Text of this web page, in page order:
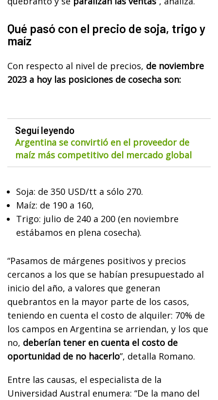
Qué pasó con el precio de soja, trigo y
maíz
Con respecto al nivel de precios, de noviembre
2023 a hoy las posiciones de cosecha son:
Seguí leyendo
Argentina se convirtió en el proveedor de
maíz más competitivo del mercado global
Soja: de 350 USD/tt a sólo 270.
Maíz: de 190 a 160,
Trigo: julio de 240 a 200 (en noviembre
estábamos en plena cosecha).
“Pasamos de márgenes positivos y precios
cercanos a los que se habían presupuestado al
inicio del año, a valores que generan
quebrantos en la mayor parte de los casos,
teniendo en cuenta el costo de alquiler: 70% de
los campos en Argentina se arriendan, y los que
no, deberían tener en cuenta el costo de
oportunidad de no hacerlo”, detalla Romano.
Entre las causas, el especialista de la
Universidad Austral enumera: “De la mano del